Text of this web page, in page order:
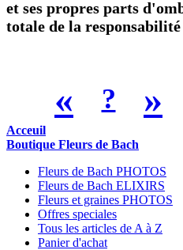
et ses propres parts
totale de la
« ? »
Acceuil
Boutique Fleurs de Bach
Fleurs de Bach PHOTOS
Fleurs de Bach ELIXIRS
Fleurs et graines PHOTOS
Offres speciales
Tous les articles de A à Z
Panier d'achat